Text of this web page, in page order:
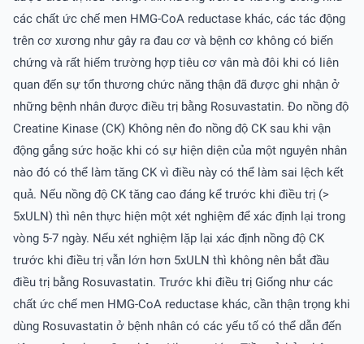
các chất ức chế men HMG-CoA reductase khác, các tác động
trên cơ xương như gây ra đau cơ và bệnh cơ không có biến
chứng và rất hiếm trường hợp tiêu cơ vân mà đôi khi có liên
quan đến sự tổn thương chức năng thận đã được ghi nhận ở
những bệnh nhân được điều trị bằng Rosuvastatin. Ðo nồng độ
Creatine Kinase (CK) Không nên đo nồng độ CK sau khi vận
động gắng sức hoặc khi có sự hiện diện của một nguyên nhân
nào đó có thể làm tăng CK vì điều này có thể làm sai lệch kết
quả. Nếu nồng độ CK tăng cao đáng kể trước khi điều trị (>
5xULN) thì nên thực hiện một xét nghiệm để xác định lại trong
vòng 5-7 ngày. Nếu xét nghiệm lặp lại xác định nồng độ CK
trước khi điều trị vẫn lớn hơn 5xULN thì không nên bắt đầu
điều trị bằng Rosuvastatin. Trước khi điều trị Giống như các
chất ức chế men HMG-CoA reductase khác, cần thận trọng khi
dùng Rosuvastatin ở bệnh nhân có các yếu tố có thể dẫn đến